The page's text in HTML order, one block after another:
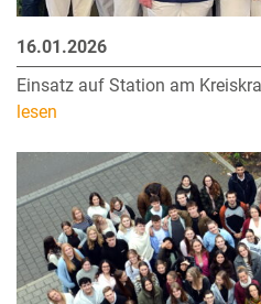
16.01.2026
Einsatz auf Station am
lesen